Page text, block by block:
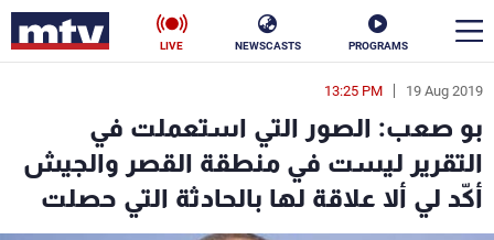
PROGRAMS
NEWSCASTS
LIVE
19 Aug 2019
13:25 PM
بو صعب: الصور التي استعملت في
التقرير ليست في منطقة القصر والجيش
أكّد لي ألا علاقة لها بالحادثة التي حصلت
en
الأخبار
سياسة ناس